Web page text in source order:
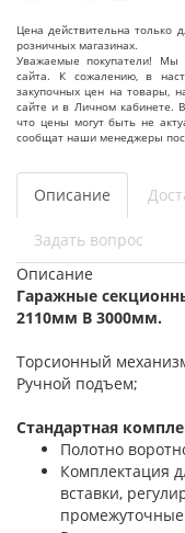
Цена действительна только
розничных магазинах.
Уважаемые покупатели! Мы
сайта. К сожалению, в
закупочных цен на товары,
сайте и в Личном кабинете.
что цены могут быть не
сообщат наши менеджеры
Описание
Задать вопрос
Описание
Гаражные
2110мм В 3000мм.
Торсионный
Ручной подъем;
Стандартная
Полотно
Комплектация
вставки,
промежуточные